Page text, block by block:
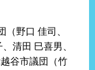
野口 佳司、
清田 巳喜男、
谷市議団（竹